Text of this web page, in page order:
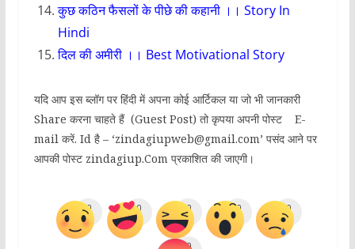
कुछ कठिन फैसलों के पीछे की कहानी ।। Story In
Hindi
दिल की अमीरी ।। Best Motivational Story
यदि आप इस ब्लॉग पर हिंदी में अपना कोई आर्टिकल या जो भी जानकारी
Share करना चाहते हैं (Guest Post) तो कृपया अपनी पोस्ट E-
mail करें. Id है – ‘zindagiupweb@gmail.com’ पसंद आने पर
आपकी पोस्ट zindagiup.Com प्रकाशित की जाएगी।
0 0 0 0 0
0